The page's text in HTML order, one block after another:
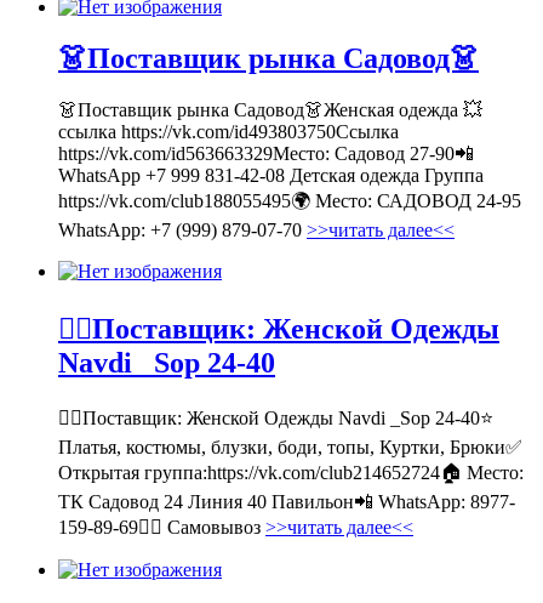
👗Поставщик рынка Садовод👗
👗Поставщик рынка Садовод👗Женская одежда 💥
ссылка https://vk.com/id493803750Ссылка
https://vk.com/id563663329Место: Садовод 27-90📲
WhatsApp +7 999 831-42-08 Детская одежда Группа
https://vk.com/club188055495🌍 Место: САДОВОД 24-95
WhatsApp: +7 (999) 879-07-70 >>читать далее<<
💁‍♂Поставщик: Женской Одежды
Navdi _Sop 24-40
💁‍♂Поставщик: Женской Одежды Navdi _Sop 24-40⭐
Платья, костюмы, блузки, боди, топы, Куртки, Брюки✅
Открытая группа:https://vk.com/club214652724🏠 Место:
ТК Садовод 24 Линия 40 Павильон📲 WhatsApp: 8977-
159-89-69🚶‍♀ Самовывоз >>читать далее<<